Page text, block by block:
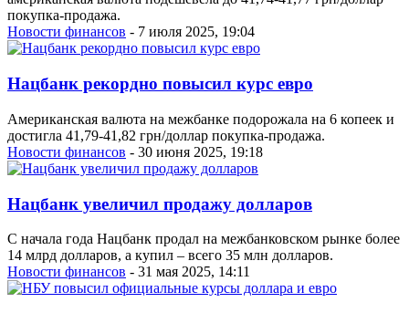
покупка-продажа.
Новости финансов - 7 июля 2025, 19:04
Нацбанк рекордно повысил курс евро
Американская валюта на межбанке подорожала на 6 копеек и
достигла 41,79-41,82 грн/доллар покупка-продажа.
Новости финансов - 30 июня 2025, 19:18
Нацбанк увеличил продажу долларов
С начала года Нацбанк продал на межбанковском рынке более
14 млрд долларов, а купил – всего 35 млн долларов.
Новости финансов - 31 мая 2025, 14:11